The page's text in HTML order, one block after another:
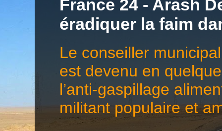
France 24 - Arash
éradiquer la faim
Le conseiller
est devenu en
l’anti-gaspillage
militant populaire et